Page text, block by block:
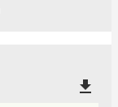
file_download